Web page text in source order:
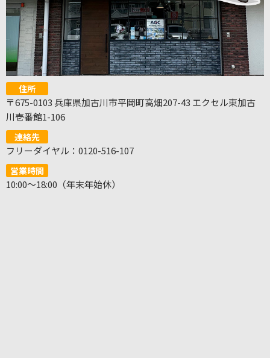
住所
〒675-0103 兵庫県加古川市平岡町高畑207-43 エクセル東加古
川壱番館1-106
連絡先
フリーダイヤル：0120-516-107
営業時間
10:00～18:00（年末年始休）